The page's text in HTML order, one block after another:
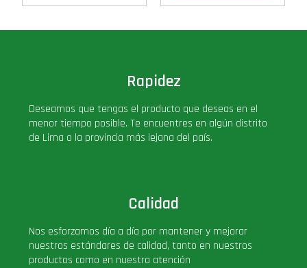
Rapidez
Deseamos que tengas el producto que deseas en el
menor tiempo posible. Te encuentres en algún distrito
de Lima o la provincia más lejana del país.
Calidad
Nos esforzamos día a día por mantener y mejorar
nuestros estándares de calidad, tanto en nuestros
productos como en nuestra atención